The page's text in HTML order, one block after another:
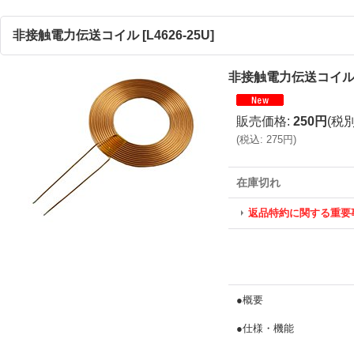
非接触電力伝送コイル [L4626-25U]
非接触電力伝送コイル
販売価格: 250円 (税
(税込: 275円)
在庫切れ
返品特約に関する重要
●概要
●仕様・機能